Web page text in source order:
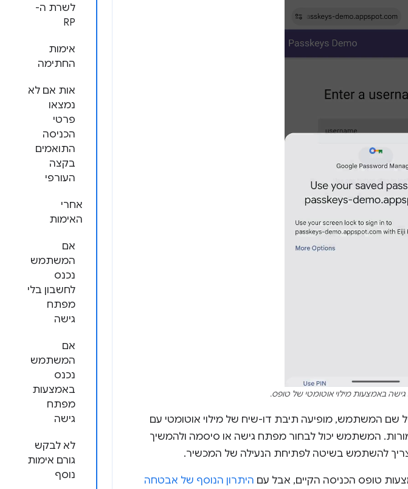
לשרת ה-
RP
אימות
החתימה
אות אם לא
נמצאו
פרטי
הכניסה
התואמים
בקצה
העורפי
אחרי
האימות
אם
המשתמש
נכנס
לחשבון בלי
מפתח
גישה
אם
המשתמש
נכנס
באמצעות
מפתח
גישה
לא לבקש
גורם אימות
נוסף
באמצעות מילוי אוטומטי של טופס.
המשתמש, מופיעה תיבת דו-שיח של מילוי אוטומטי עם
המשתמש יכול לבחור מפתח גישה או סיסמה ולהמשיך
להשתמש בשיטה לפתיחת הנעילה של המכשיר.
טופס הכניסה הקיים, אבל עם היתרון הנוסף של אבטחה